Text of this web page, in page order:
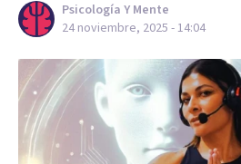
Psicología Y Mente
24 noviembre, 2025 - 14:04